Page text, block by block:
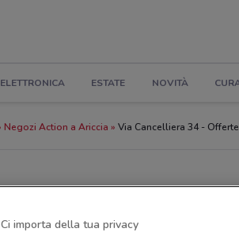
ELETTRONICA ESTATE NOVITÀ
Negozi Action a Ariccia Via Cancelliera 34 -
Ci importa della tua privacy